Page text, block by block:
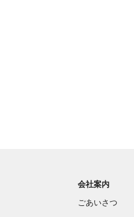
会社案内
ごあいさつ